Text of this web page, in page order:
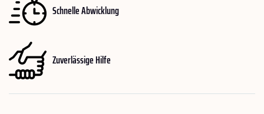
Schnelle Abwicklung
Zuverlässige Hilfe